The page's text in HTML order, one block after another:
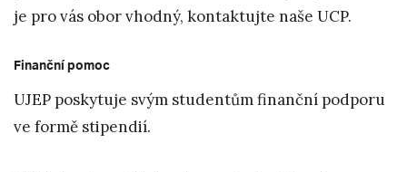
je pro vás obor vhodný, kontaktujte naše UCP.
Finanční pomoc
UJEP poskytuje svým studentům finanční podporu
ve formě stipendií.